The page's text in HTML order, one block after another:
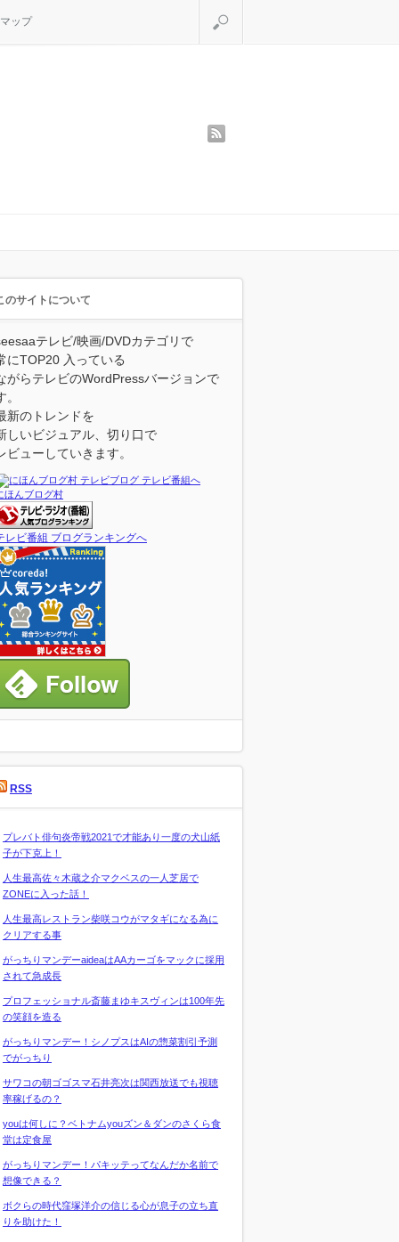
ップ
のサイトについて
テレビ/映画/DVDカテゴリで
にTOP20 入っている
がらテレビのWordPressバージョンで
。
新のトレンドを
しいビジュアル、切り口で
ビューしていきます。
ほんブログ村
レビ番組 ブログランキングへ
RSS
プレバト俳句炎帝戦2021で才能あり一度の犬山紙
子が下克上！
人生最高佐々木蔵之介マクベスの一人芝居で
ZONEに入った話！
人生最高レストラン柴咲コウがマタギになる為に
クリアする事
がっちりマンデーaideaはAAカーゴをマックに採用
されて急成長
プロフェッショナル斎藤まゆキスヴィンは100年先
の笑顔を造る
がっちりマンデー！シノプスはAIの惣菜割引予測
でがっちり
サワコの朝ゴゴスマ石井亮次は関西放送でも視聴
率稼げるの？
youは何しに？ベトナムyouズン＆ダンのさくら食
堂は定食屋
がっちりマンデー！パキッテってなんだか名前で
想像できる？
ボクらの時代窪塚洋介の信じる心が息子の立ち直
りを助けた！